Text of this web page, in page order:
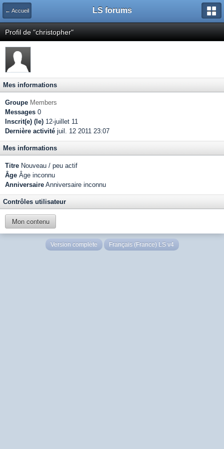
← Accueil LS forums
Profil de "christopher"
Mes informations
Groupe Members
Messages 0
Inscrit(e) (le) 12-juillet 11
Dernière activité juil. 12 2011 23:07
Mes informations
Titre Nouveau / peu actif
Âge Âge inconnu
Anniversaire Anniversaire inconnu
Contrôles utilisateur
Mon contenu
Version complète Français (France) LS v4